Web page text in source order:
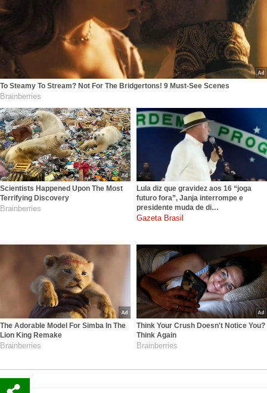
To Steamy To Stream? Not For The Bridgertons! 9 Must-See Scenes
Brainberries
Scientists Happened Upon The Most
Terrifying Discovery
Brainberries
Lula diz que gravidez aos 16 “joga
futuro fora”, Janja interrompe e
presidente muda de di…
gazetabrasil.com.br
The Adorable Model For Simba In The
Lion King Remake
Brainberries
Think Your Crush Doesn't Notice You?
Think Again
Brainberries